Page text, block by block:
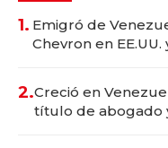
1. Emigró de
Chevron en
2.Creció en
título de abogado